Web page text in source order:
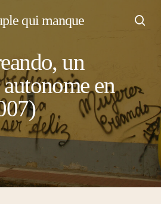
qui manque
un
en